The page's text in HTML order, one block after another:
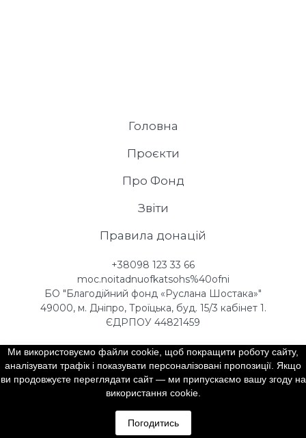
Головна
Проєкти
Про Фонд
Звіти
Правила донацій
+38098 123 33 66
moc.noitadnuofkatsohs%40ofni
БО "Благодійний фонд «Руслана Шостака»"
49000, м. Дніпро, Троїцька, буд. 15/3 кабінет 1.
ЄДРПОУ 44821459
Зробити внесок
Ми використовуємо файли cookie, щоб покращити роботу сайту,
аналізувати трафік і показувати персоналізовані пропозиції. Якщо
ви продовжуєте переглядати сайт — ми припускаємо вашу згоду на
використання cookie.
Погодитись